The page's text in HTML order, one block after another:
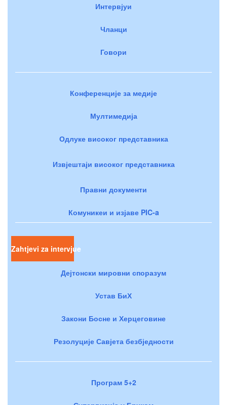
Интервјуи
Чланци
Говори
Конференције за медије
Мултимедија
Одлуке високог представника
Извјештаји високог представника
Правни документи
Комуникеи и изјаве PIC-a
Zahtjevi za intervjue
Дејтонски мировни споразум
Устав БиХ
Закони Босне и Херцеговине
Резолуције Савјета безбједности
Програм 5+2